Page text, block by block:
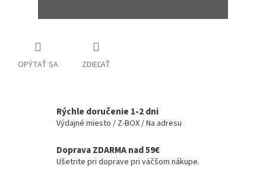
OPÝTAŤ SA ZDIEĽAŤ
Rýchle doručenie 1-2 dni
Výdajné miesto / Z-BOX / Na adresu
Doprava ZDARMA nad 59€
Ušetrite pri doprave pri väčšom nákupe.